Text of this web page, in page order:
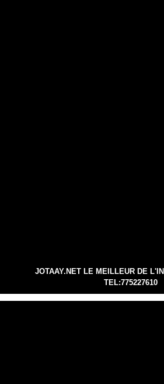
JOTAAY.NET LE MEILLEUR DE
TEL:775227610